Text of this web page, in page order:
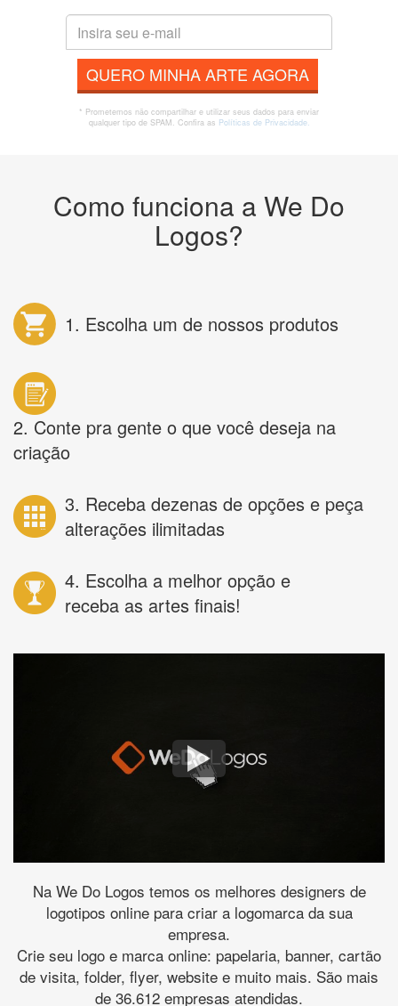
QUERO MINHA ARTE AGORA
* Prometemos não compartilhar e utilizar seus dados para enviar
qualquer tipo de SPAM. Confira as Políticas de Privacidade.
Como funciona a We Do
Logos?
1. Escolha um de nossos produtos
2. Conte pra gente o que você deseja na
criação
3. Receba dezenas de opções e peça
alterações ilimitadas
4. Escolha a melhor opção e
receba as artes finais!
Na We Do Logos temos os melhores designers de
logotipos online para criar a logomarca da sua
empresa.
Crie seu logo e marca online: papelaria, banner, cartão
de visita, folder, flyer, website e muito mais. São mais
de 36.612 empresas atendidas.